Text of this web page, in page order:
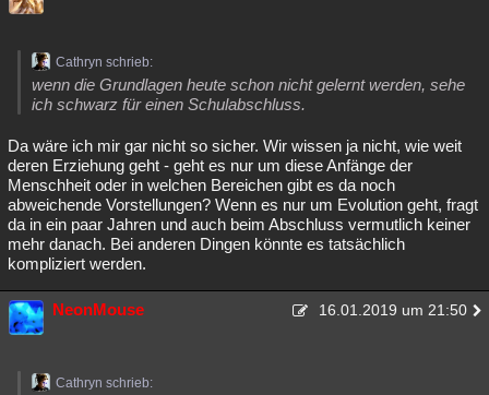
Cathryn schrieb:
wenn die Grundlagen heute schon nicht gelernt werden, sehe
ich schwarz für einen Schulabschluss.
Da wäre ich mir gar nicht so sicher. Wir wissen ja nicht, wie weit
deren Erziehung geht - geht es nur um diese Anfänge der
Menschheit oder in welchen Bereichen gibt es da noch
abweichende Vorstellungen? Wenn es nur um Evolution geht, fragt
da in ein paar Jahren und auch beim Abschluss vermutlich keiner
mehr danach. Bei anderen Dingen könnte es tatsächlich
kompliziert werden.
NeonMouse 16.01.2019 um 21:50
Cathryn schrieb: